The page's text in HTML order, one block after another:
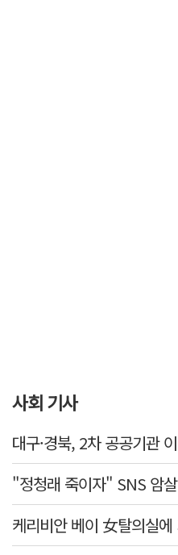
사회 기사
대구·경북, 2차 공공기관